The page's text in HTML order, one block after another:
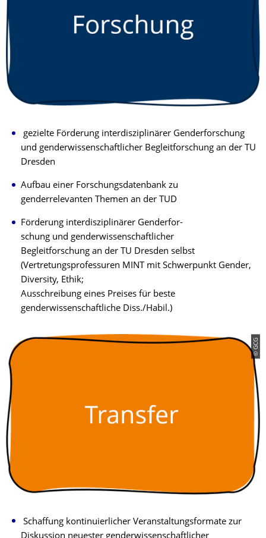
gezielte Förderung interdisziplinärer Genderforschung
und genderwissenschaftlicher Begleitforschung an der TU
Dresden
Aufbau einer Forschungsdatenbank zu
genderrelevanten Themen an der TUD
Förderung interdisziplinärer Genderfor-
schung und genderwissenschaftlicher
Begleitforschung an der TU Dresden selbst
(Vertretungsprofessuren MINT mit Schwerpunkt Gender,
Diversity, Ethik;
Ausschreibung eines Preises für beste
genderwissenschaftliche Diss./Habil.)
© GCG
Schaffung kontinuierlicher Veranstaltungsformate zur